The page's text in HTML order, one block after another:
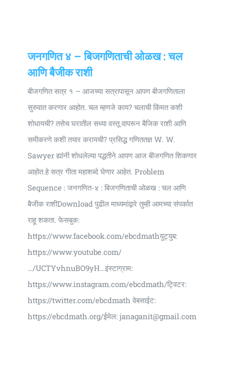
Gunavatta
जनगणित ४ – बिजगणिताची ओळख : चल
आणि बैजीक राशी
बीजगणित सत्र १ – आजच्या सत्रापासून आपण बीजगणिताला
सुरुवात करणार आहोत. चल म्हणजे काय? चलाची किंमत कशी
शोधायची? तसेच घरातील सध्या वस्तू वापरून बैजिक राशी आणि
समीकरणे कशी तयार करायची? प्रसिद्ध गणिततज्ञ W. W.
Sawyer ह्यांनी शोधलेल्या पद्धतीने आपण आज बीजगणित शिकणार
आहोत.हे सत्र गीता महाशब्दे घेणार आहेत. Problem
Sequence : जनगणित-४ : बिजगणिताची ओळख : चल आणि
बैजीक राशीDownload पुढील माध्यमांद्वारे तुम्ही आमच्या संपर्कात
राहू शकता. फेसबुक:
https://www.facebook.com/ebcdmathयुट्युब:
https://www.youtube.com/
…/UCTYvhnuBO9yH…इंस्टाग्राम:
https://www.instagram.com/ebcdmath/ट्विटर:
https://twitter.com/ebcdmath वेबसाईट:
https://ebcdmath.org/ईमेल: janaganit@gmail.com